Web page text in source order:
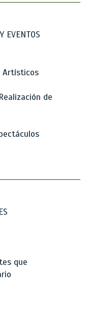
EVENTOS
Artísticos
de
que